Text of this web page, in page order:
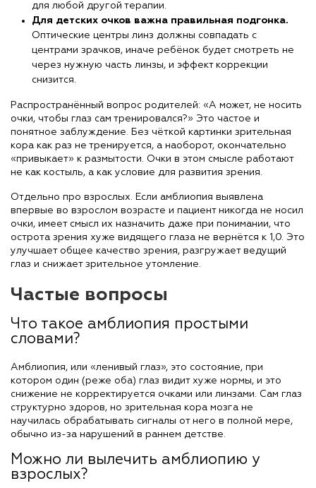
для любой другой терапии.
Для детских очков важна правильная подгонка.
Оптические центры линз должны совпадать с
центрами зрачков, иначе ребёнок будет смотреть не
через нужную часть линзы, и эффект коррекции
снизится.
Распространённый вопрос родителей: «А может, не носить
очки, чтобы глаз сам тренировался?» Это частое и
понятное заблуждение. Без чёткой картинки зрительная
кора как раз не тренируется, а наоборот, окончательно
«привыкает» к размытости. Очки в этом смысле работают
не как костыль, а как условие для развития зрения.
Отдельно про взрослых. Если амблиопия выявлена
впервые во взрослом возрасте и пациент никогда не носил
очки, имеет смысл их назначить даже при понимании, что
острота зрения хуже видящего глаза не вернётся к 1,0. Это
улучшает общее качество зрения, разгружает ведущий
глаз и снижает зрительное утомление.
Частые вопросы
Что такое амблиопия простыми
словами?
Амблиопия, или «ленивый глаз», это состояние, при
котором один (реже оба) глаз видит хуже нормы, и это
снижение не корректируется очками или линзами. Сам глаз
структурно здоров, но зрительная кора мозга не
научилась обрабатывать сигналы от него в полной мере,
обычно из-за нарушений в раннем детстве.
Можно ли вылечить амблиопию у
взрослых?